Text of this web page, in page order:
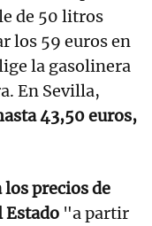
de 50 litros
los 59 euros en
la gasolinera
En Sevilla,
43,50 euros,
precios de
Estado "a partir